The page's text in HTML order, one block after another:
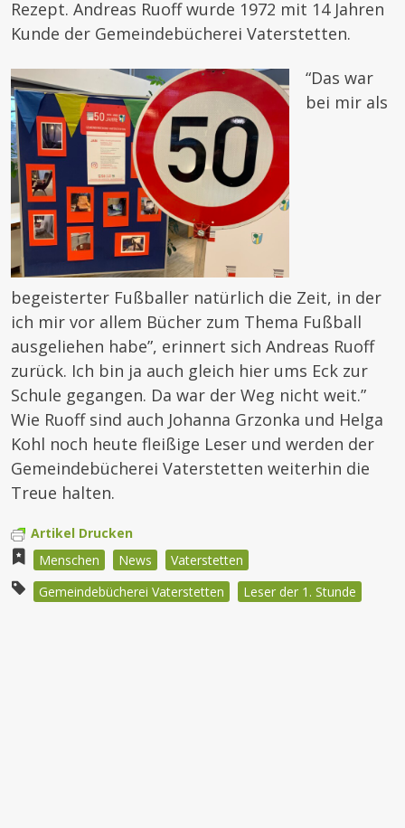
Rezept. Andreas Ruoff wurde 1972 mit 14 Jahren
Kunde der Gemeindebücherei Vaterstetten.
“Das war
bei mir als
begeisterter Fußballer natürlich die Zeit, in der
ich mir vor allem Bücher zum Thema Fußball
ausgeliehen habe”, erinnert sich Andreas Ruoff
zurück. Ich bin ja auch gleich hier ums Eck zur
Schule gegangen. Da war der Weg nicht weit.”
Wie Ruoff sind auch Johanna Grzonka und Helga
Kohl noch heute fleißige Leser und werden der
Gemeindebücherei Vaterstetten weiterhin die
Treue halten.
Artikel Drucken
Menschen
News
Vaterstetten
Gemeindebücherei Vaterstetten
Leser der 1. Stunde